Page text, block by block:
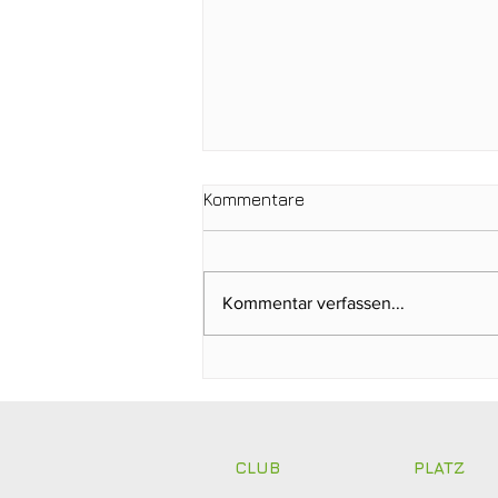
Kommentare
Kommentar verfassen...
CLUB PLATZ